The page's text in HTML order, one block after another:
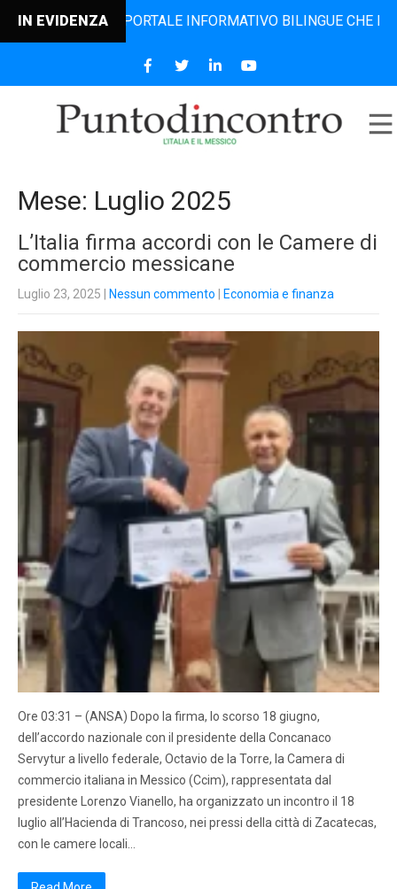
IN EVIDENZA
PORTALE INFORMATIVO BILINGUE CHE DAL 2006
Mese: Luglio 2025
L’Italia firma accordi con le Camere di
commercio messicane
Luglio 23, 2025 Nessun commento Economia e finanza
Ore 03:31 – (ANSA) Dopo la firma, lo scorso 18 giugno,
dell’accordo nazionale con il presidente della Concanaco
Servytur a livello federale, Octavio de la Torre, la Camera di
commercio italiana in Messico (Ccim), rappresentata dal
presidente Lorenzo Vianello, ha organizzato un incontro il 18
luglio all’Hacienda di Trancoso, nei pressi della città di Zacatecas,
con le camere locali…